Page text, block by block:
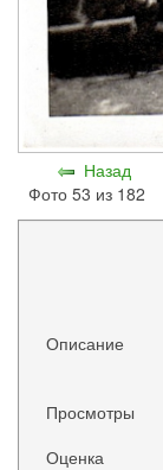
Назад
Фото 53 из 182
Описание
Просмотры
Оценка